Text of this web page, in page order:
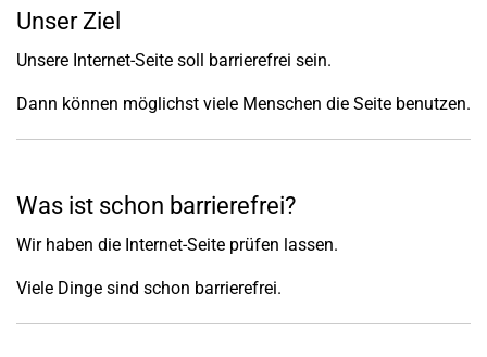
Unser Ziel
Unsere Internet-Seite soll barrierefrei sein.
Dann können möglichst viele Menschen die Seite benutzen.
Was ist schon barrierefrei?
Wir haben die Internet-Seite prüfen lassen.
Viele Dinge sind schon barrierefrei.